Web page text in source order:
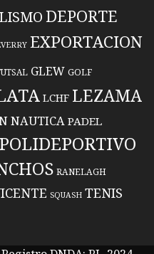
DEPORTE
EXPORTACION
GLEW GOLF
LCHF LEZAMA
NAUTICA PADEL
POLIDEPORTIVO
RANELAGH
SQUASH TENIS